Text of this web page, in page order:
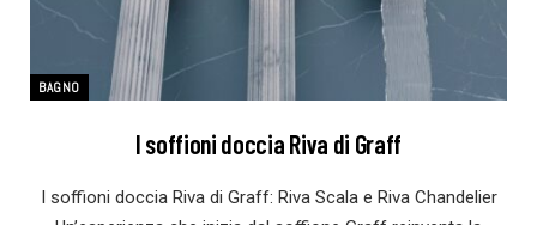
BAGNO
I soffioni doccia Riva di Graff
I soffioni doccia Riva di Graff: Riva Scala e Riva Chandelier